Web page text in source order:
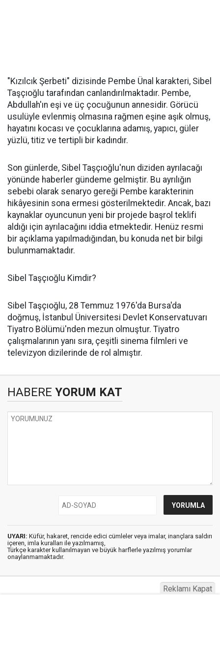
"Kızılcık Şerbeti" dizisinde Pembe Ünal karakteri, Sibel
Taşçıoğlu tarafından canlandırılmaktadır. Pembe,
Abdullah'ın eşi ve üç çocuğunun annesidir. Görücü
usulüyle evlenmiş olmasına rağmen eşine aşık olmuş,
hayatını kocası ve çocuklarına adamış, yapıcı, güler
yüzlü, titiz ve tertipli bir kadındır. ​
Son günlerde, Sibel Taşçıoğlu'nun diziden ayrılacağı
yönünde haberler gündeme gelmiştir. Bu ayrılığın
sebebi olarak senaryo gereği Pembe karakterinin
hikâyesinin sona ermesi gösterilmektedir. Ancak, bazı
kaynaklar oyuncunun yeni bir projede başrol teklifi
aldığı için ayrılacağını iddia etmektedir. Henüz resmi
bir açıklama yapılmadığından, bu konuda net bir bilgi
bulunmamaktadır.​
Sibel Taşçıoğlu Kimdir?
Sibel Taşçıoğlu, 28 Temmuz 1976'da Bursa'da
doğmuş, İstanbul Üniversitesi Devlet Konservatuvarı
Tiyatro Bölümü'nden mezun olmuştur. Tiyatro
çalışmalarının yanı sıra, çeşitli sinema filmleri ve
televizyon dizilerinde de rol almıştır. ​
HABERE YORUM KAT
UYARI: Küfür, hakaret, rencide edici cümleler veya imalar, inançlara saldırı
içeren, imla kuralları ile yazılmamış,
Türkçe karakter kullanılmayan ve büyük harflerle yazılmış yorumlar
onaylanmamaktadır.
Reklamı Kapat